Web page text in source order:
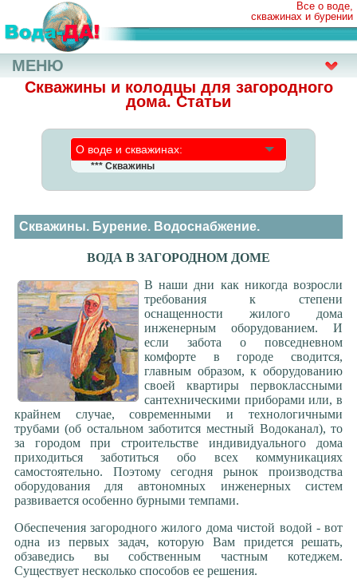
Все о воде,
скважинах и бурении
Скважины и колодцы для загородного
дома. Статьи
О воде и скважинах:
*** Скважины
Бурение скважин, часть 2
Эксплуатация скважины
В загородном доме: вода и...
Абиссинский колодец
Ручное бурение скважины
ИГИ (изыскания)
Трубы: металл+пластик
Заилившиеся скважины
Ремонт артскважин
*** Водоснабжение
Обустройство скважины
Вода в загородном доме
Водоснабжение на даче
Колодцы: мифы и реальность
Вода и качество жизни
Источник жизни в доме
*** Вода
О питании водой всего живого
Откуда берется вода
Скважины. Бурение. Водоснабжение.
ВОДА В ЗАГОРОДНОМ ДОМЕ
В наши дни как никогда возросли
требования к степени
оснащенности жилого дома
инженерным оборудованием. И
если забота о повседневном
комфорте в городе сводится,
главным образом, к оборудованию
своей квартиры первоклассными
сантехническими приборами или, в
крайнем случае, современными и технологичными
трубами (об остальном заботится местный Водоканал), то
за городом при строительстве индивидуального дома
приходиться заботиться обо всех коммуникациях
самостоятельно. Поэтому сегодня рынок производства
оборудования для автономных инженерных систем
развивается особенно бурными темпами.
Обеспечения загородного жилого дома чистой водой - вот
одна из первых задач, которую Вам придется решать,
обзаведись вы собственным частным котеджем.
Существует несколько способов ее решения.
МЕНЮ